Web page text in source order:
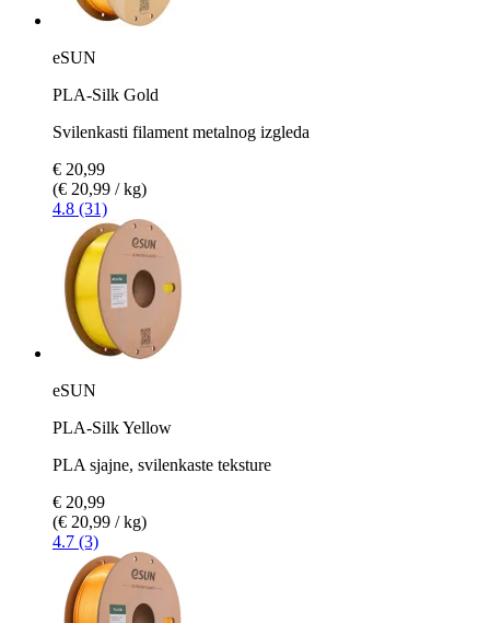
eSUN
PLA-Silk Gold
Svilenkasti filament metalnog izgleda
€ 20,99
(€ 20,99 / kg)
4.8 (31)
eSUN
PLA-Silk Yellow
PLA sjajne, svilenkaste teksture
€ 20,99
(€ 20,99 / kg)
4.7 (3)